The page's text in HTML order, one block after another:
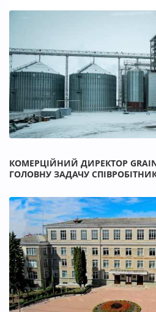
КОМЕРЦІЙНИЙ ДИРЕКТОР
ГОЛОВНУ ЗАДАЧУ